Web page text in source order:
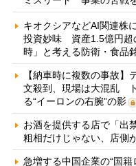
キオクシアなどAI関連株
投資妙味 資産1.5億円超
時」と考える防衛・食品
【納車時に複数の事故】
文殺到、現場は大混乱
る“イーロンの右腕”の影
お酒を提供する店で「
粗相だけじゃない、店側
急増する中国企業の“国